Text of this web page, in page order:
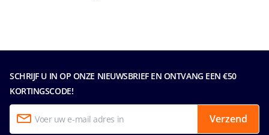
SCHRIJF U IN OP ONZE NIEUWSBRIEF EN ONTVANG EEN €50
KORTINGSCODE!
Verzend